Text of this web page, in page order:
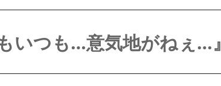
いつも…意気地がねぇ…』